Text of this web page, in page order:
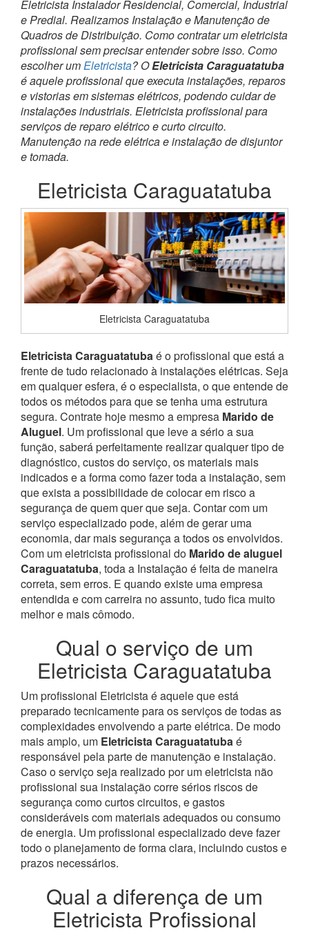
Eletricista Instalador Residencial, Comercial, Industrial
e Predial. Realizamos Instalação e Manutenção de
Quadros de Distribuição. Como contratar um eletricista
profissional sem precisar entender sobre isso. Como
escolher umEletricista? OEletricista Caraguatatuba
é aquele profissional que executa instalações, reparos
e vistorias em sistemas elétricos, podendo cuidar de
instalações industriais. Eletricista profissional para
serviços de reparo elétrico e curto circuito.
Manutenção na rede elétrica e instalação de disjuntor
e tomada.
Eletricista Caraguatatuba
Eletricista Caraguatatuba
Eletricista Caraguatatubaé o profissional que está a
frente de tudo relacionado à instalações elétricas. Seja
em qualquer esfera, é o especialista, o que entende de
todos os métodos para que se tenha uma estrutura
segura. Contrate hoje mesmo a empresa Marido de
Aluguel. Um profissional que leve a sério a sua
função, saberá perfeitamente realizar qualquer tipo de
diagnóstico, custos do serviço, os materiais mais
indicados e a forma como fazer toda a instalação, sem
que exista a possibilidade de colocar em risco a
segurança de quem quer que seja. Contar com um
serviço especializado pode, além de gerar uma
economia, dar mais segurança a todos os envolvidos.
Com um eletricista profissional do Marido de aluguel
Caraguatatuba, toda a Instalação é feita de maneira
correta, sem erros. E quando existe uma empresa
entendida e com carreira no assunto, tudo fica muito
melhor e mais cômodo.
Qual o serviço de um
Eletricista Caraguatatuba
Um profissional Eletricista é aquele que está
preparado tecnicamente para os serviços de todas as
complexidades envolvendo a parte elétrica. De modo
mais amplo, um Eletricista Caraguatatubaé
responsável pela parte de manutenção e instalação.
Caso o serviço seja realizado por um eletricista não
profissional sua instalação corre sérios riscos de
segurança como curtos circuitos, e gastos
consideráveis com materiais adequados ou consumo
de energia. Um profissional especializado deve fazer
todo o planejamento de forma clara, incluindo custos e
prazos necessários.
Qual a diferença de um
Eletricista Profissional